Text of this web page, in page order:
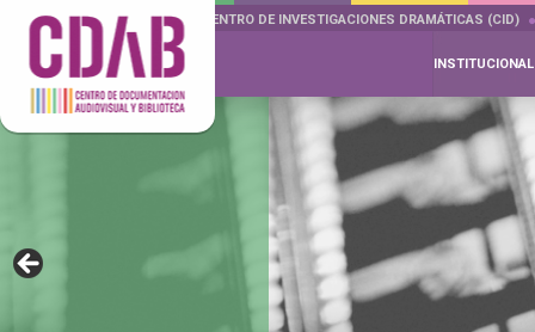
DOCUMENTA DRAMÁTICAS CENTRO DE INVESTIGACIONES DRAMÁTICAS (CID)
INSTITUCIONAL